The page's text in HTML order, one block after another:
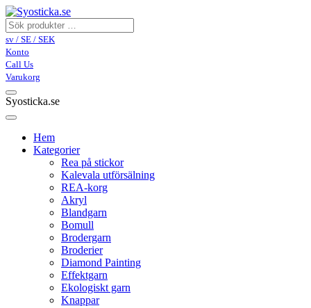
sv / SE / SEK
Konto
Call Us
Varukorg
Syosticka.se
Hem
Kategorier
Rea på stickor
Kalevala utförsälning
REA-korg
Akryl
Blandgarn
Bomull
Brodergarn
Broderier
Diamond Painting
Effektgarn
Ekologiskt garn
Knappar